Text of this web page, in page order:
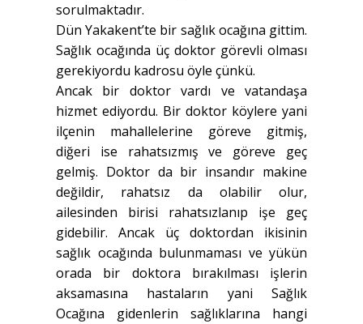
sorulmaktadır.
Dün Yakakent’te bir sağlık ocağına gittim.
Sağlık ocağında üç doktor görevli olması
gerekiyordu kadrosu öyle çünkü.
Ancak bir doktor vardı ve vatandaşa
hizmet ediyordu. Bir doktor köylere yani
ilçenin mahallelerine göreve gitmiş,
diğeri ise rahatsızmış ve göreve geç
gelmiş. Doktor da bir insandır makine
değildir, rahatsız da olabilir olur,
ailesinden birisi rahatsızlanıp işe geç
gidebilir. Ancak üç doktordan ikisinin
sağlık ocağında bulunmaması ve yükün
orada bir doktora bırakılması işlerin
aksamasına hastaların yani Sağlık
Ocağına gidenlerin sağlıklarına hangi